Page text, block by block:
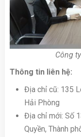
Công
Thông tin liên hệ:
Địa chỉ cũ: 135
Hải Phòng
Địa chỉ mới: Số
Quyền, Thành